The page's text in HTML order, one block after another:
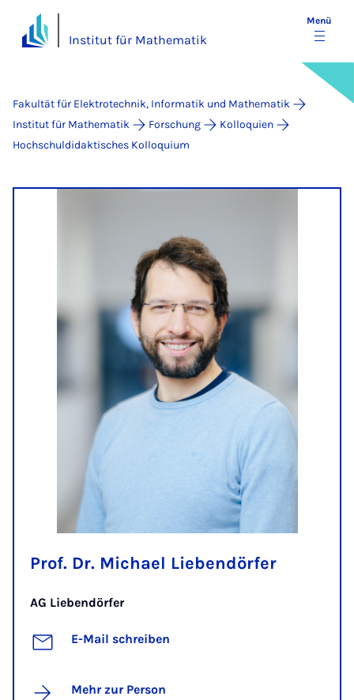
Institut für Mathematik
Menü
Fakultät für Elektrotechnik, Informatik und Mathematik
Institut für Mathematik
Forschung
Kolloquien
Hochschuldidaktisches Kolloquium
Prof. Dr. Michael Liebendörfer
AG Liebendörfer
E-Mail schreiben
Mehr zur Person